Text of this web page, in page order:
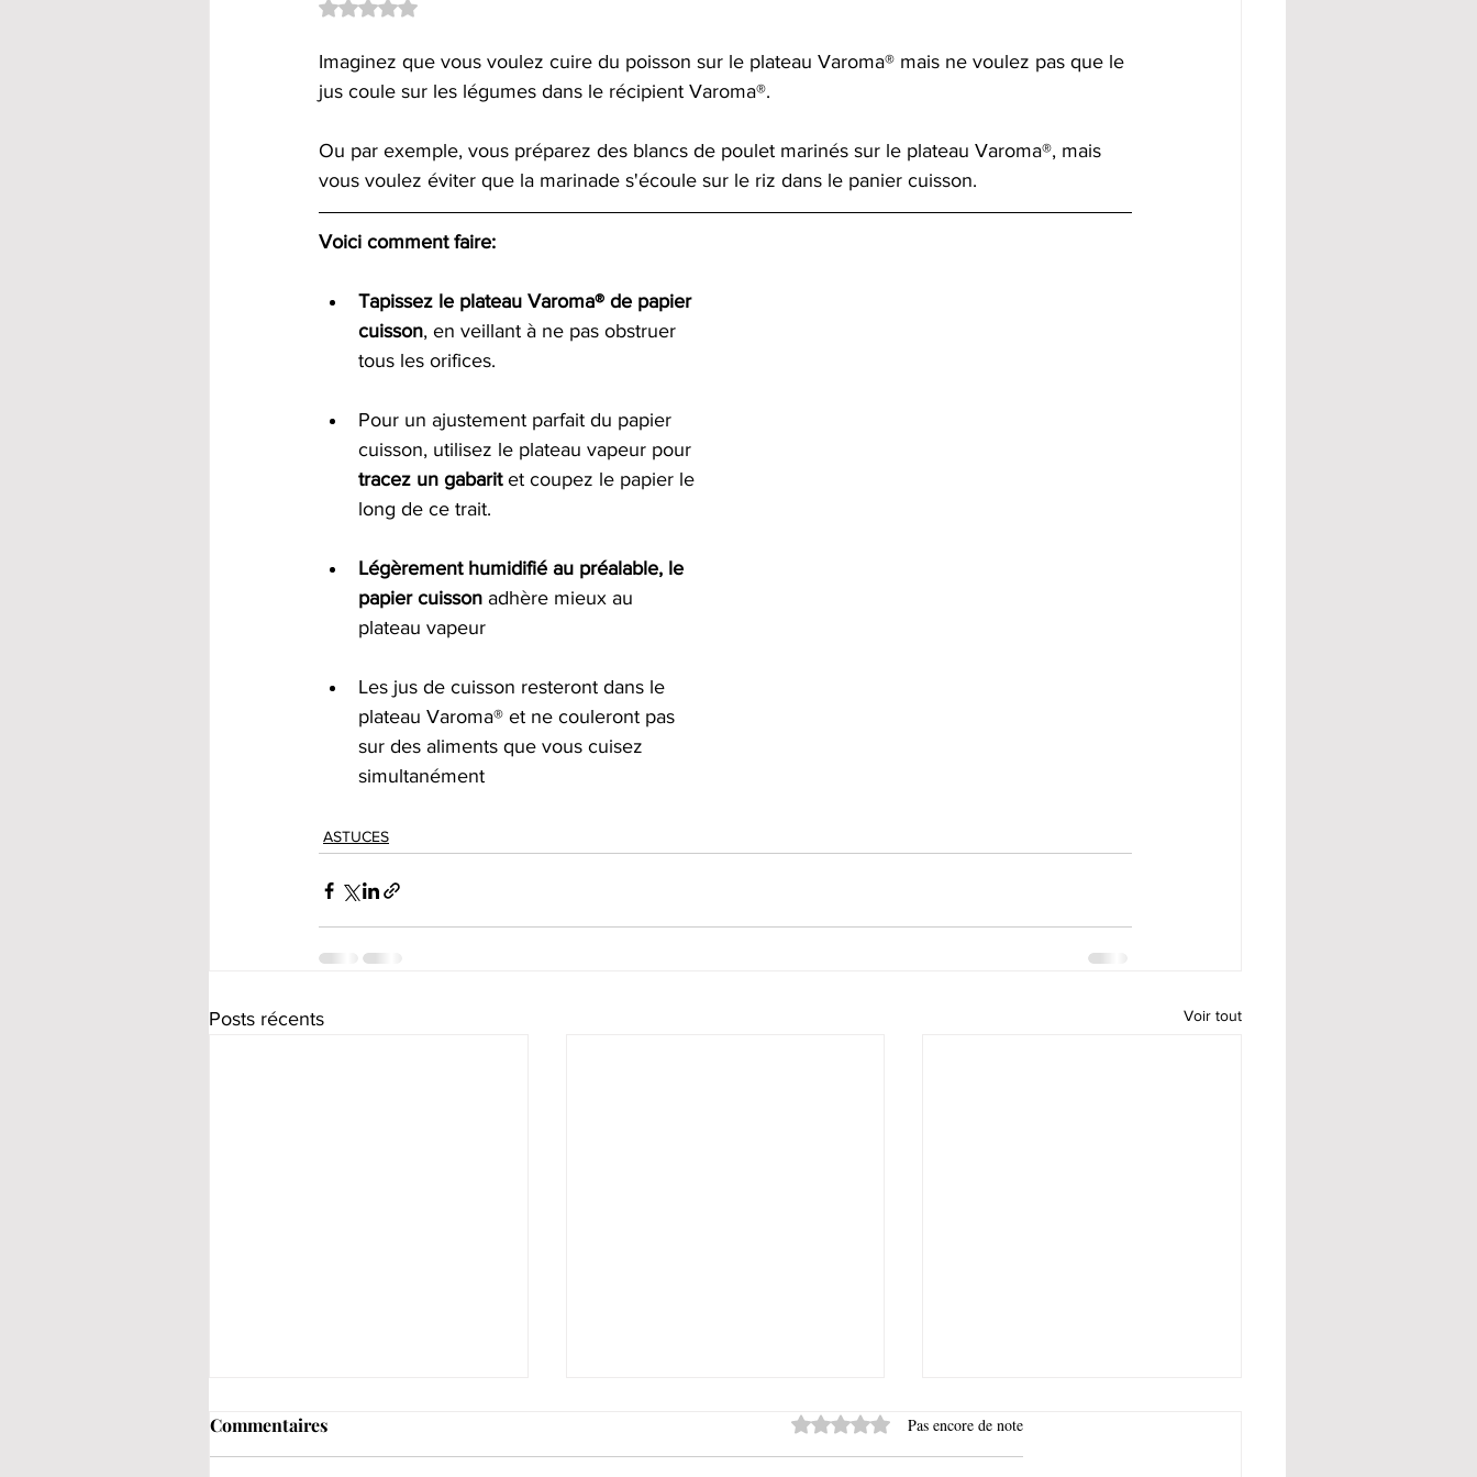
Noté NaN étoiles sur 5.
Imaginez que vous voulez cuire du poisson sur le plateau Varoma® mais ne voulez pas que le
jus coule sur les légumes dans le récipient Varoma®.
Ou par exemple, vous préparez des blancs de poulet marinés sur le plateau Varoma®, mais
vous voulez éviter que la marinade s'écoule sur le riz dans le panier cuisson.
Voici comment faire:
Tapissez le plateau Varoma® de papier
cuisson, en veillant à ne pas obstruer
tous les orifices.
Pour un ajustement parfait du papier
cuisson, utilisez le plateau vapeur pour
tracez un gabarit et coupez le papier le
long de ce trait.
Légèrement humidifié au préalable, le
papier cuisson adhère mieux au
plateau vapeur
Les jus de cuisson resteront dans le
plateau Varoma® et ne couleront pas
sur des aliments que vous cuisez
simultanément
ASTUCES
Posts récents Voir tout
Commentaires Noté 0 étoile sur 5.Pas encore de note